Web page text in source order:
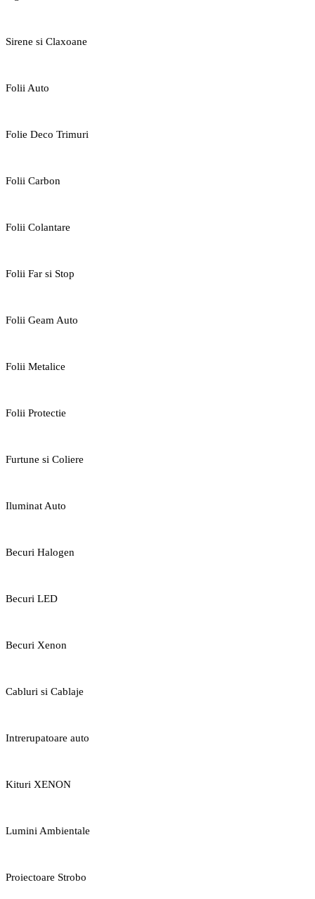
Sirene si Claxoane
Folii Auto
Folie Deco Trimuri
Folii Carbon
Folii Colantare
Folii Far si Stop
Folii Geam Auto
Folii Metalice
Folii Protectie
Furtune si Coliere
Iluminat Auto
Becuri Halogen
Becuri LED
Becuri Xenon
Cabluri si Cablaje
Intrerupatoare auto
Kituri XENON
Lumini Ambientale
Proiectoare Strobo